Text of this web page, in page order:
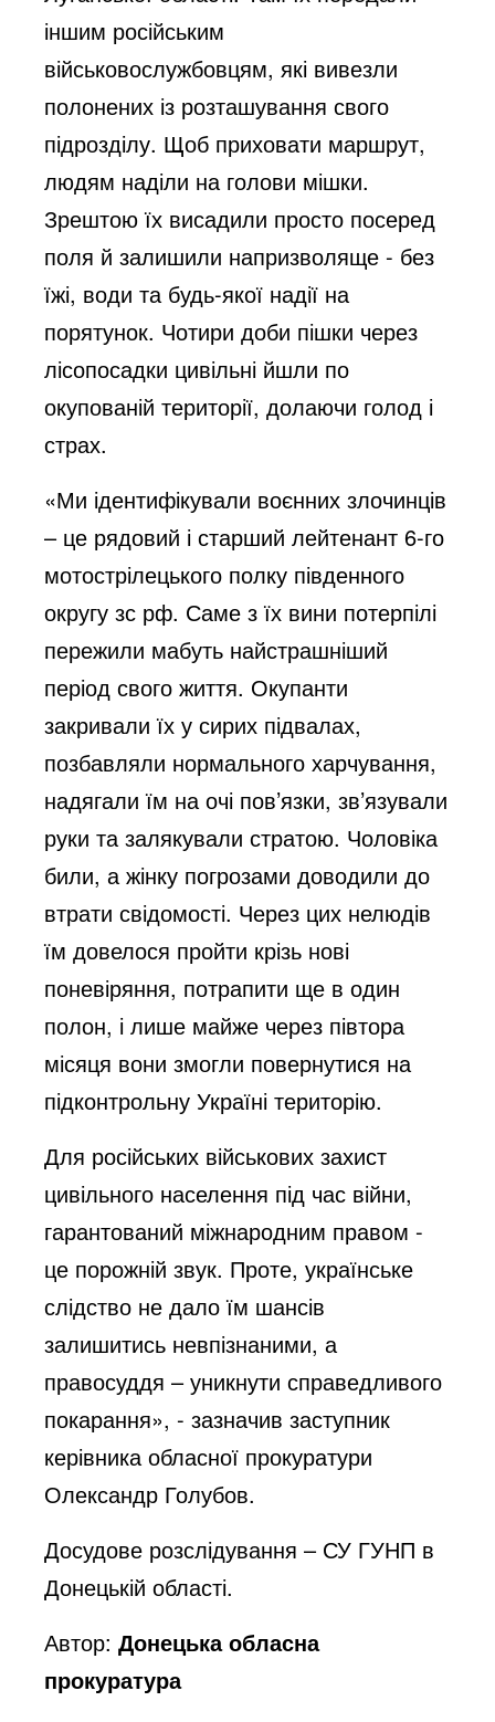
іншим російським
військовослужбовцям, які вивезли
полонених із розташування свого
підрозділу. Щоб приховати маршрут,
людям наділи на голови мішки.
Зрештою їх висадили просто посеред
поля й залишили напризволяще - без
їжі, води та будь-якої надії на
порятунок. Чотири доби пішки через
лісопосадки цивільні йшли по
окупованій території, долаючи голод і
страх.
«Ми ідентифікували воєнних злочинців
– це рядовий і старший лейтенант 6-го
мотострілецького полку південного
округу зс рф. Саме з їх вини потерпілі
пережили мабуть найстрашніший
період свого життя. Окупанти
закривали їх у сирих підвалах,
позбавляли нормального харчування,
надягали їм на очі пов’язки, зв’язували
руки та залякували стратою. Чоловіка
били, а жінку погрозами доводили до
втрати свідомості. Через цих нелюдів
їм довелося пройти крізь нові
поневіряння, потрапити ще в один
полон, і лише майже через півтора
місяця вони змогли повернутися на
підконтрольну Україні територію.
Для російських військових захист
цивільного населення під час війни,
гарантований міжнародним правом -
це порожній звук. Проте, українське
слідство не дало їм шансів
залишитись невпізнаними, а
правосуддя – уникнути справедливого
покарання», - зазначив заступник
керівника обласної прокуратури
Олександр Голубов.
Досудове розслідування – СУ ГУНП в
Донецькій області.
Автор:Донецька обласна
прокуратура